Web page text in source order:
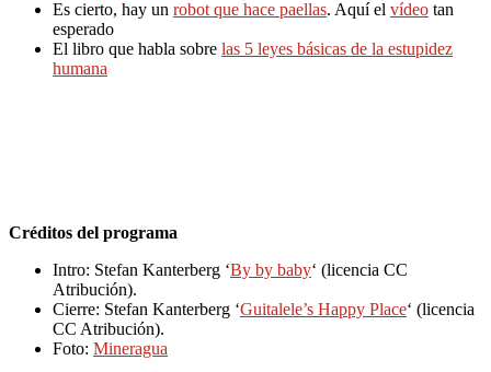
Es cierto, hay un robot que hace paellas. Aquí el vídeo tan
esperado
El libro que habla sobre las 5 leyes básicas de la estupidez
humana
Créditos del programa
Intro: Stefan Kanterberg ‘By by baby‘ (licencia CC
Atribución).
Cierre: Stefan Kanterberg ‘Guitalele’s Happy Place‘ (licencia
CC Atribución).
Foto: Mineragua